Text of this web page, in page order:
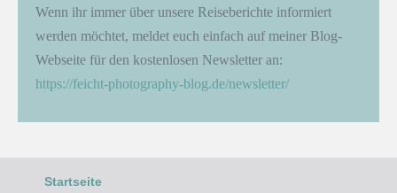
Wenn ihr immer über unsere Reiseberichte informiert
werden möchtet, meldet euch einfach auf meiner Blog-
Webseite für den kostenlosen Newsletter an:
https://feicht-photography-blog.de/newsletter/
Startseite